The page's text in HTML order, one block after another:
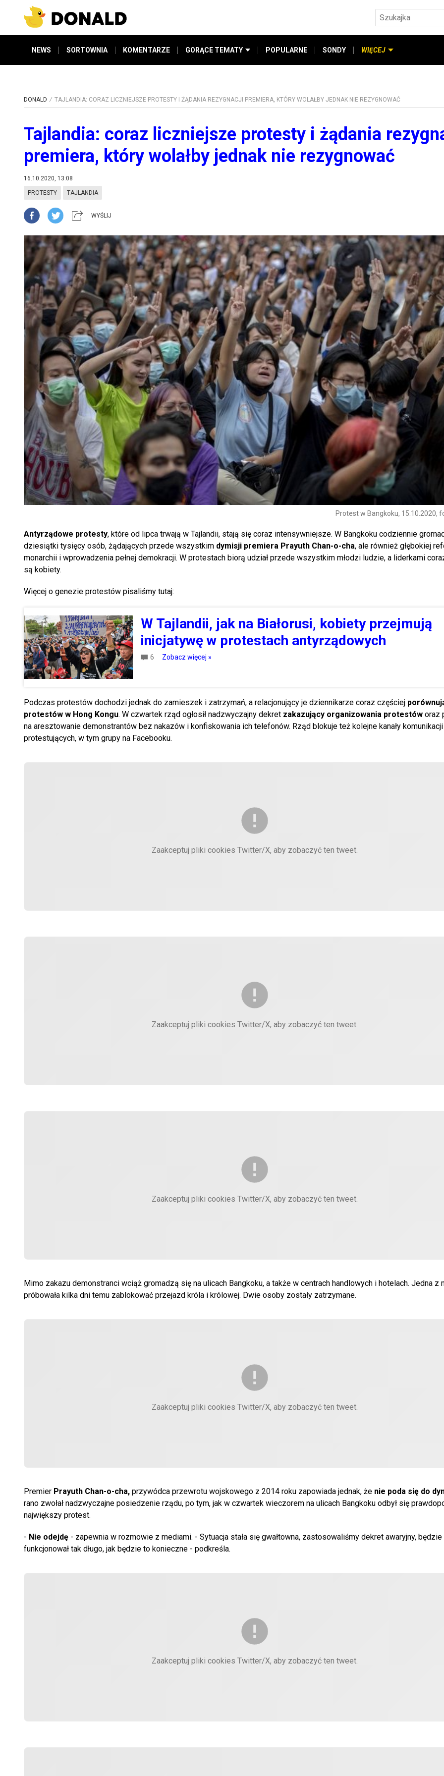
NEWS SORTOWNIA KOMENTARZE GORĄCE TEMATY POPULARNE SONDY WIĘCEJ
DONALD TAJLANDIA: CORAZ LICZNIEJSZE PROTESTY I ŻĄDANIA REZYGNACJI PREMIERA, KTÓRY WOLAŁBY JEDNAK NIE REZYGNOWAĆ
Tajlandia: coraz liczniejsze protesty i żądania
premiera, który wolałby jednak nie rezygnować
16.10.2020, 13:08
PROTESTY TAJLANDIA
WYŚLIJ
Protest w Bangkoku, 15.10.2020,
Antyrządowe protesty, które od lipca trwają w Tajlandii, stają się coraz intensywniejsze. W Bangkoku codziennie
dziesiątki tysięcy osób, żądających przede wszystkim dymisji premiera Prayuth Chan-o-cha, ale również głębokiej
monarchii i wprowadzenia pełnej demokracji. W protestach biorą udział przede wszystkim młodzi ludzie, a liderkami
są kobiety.
Więcej o genezie protestów pisaliśmy tutaj:
W Tajlandii, jak na Białorusi, kobiety przejmują
inicjatywę w protestach antyrządowych
6 Zobacz więcej »
Podczas protestów dochodzi jednak do zamieszek i zatrzymań, a relacjonujący je dziennikarze coraz częściej
protestów w Hong Kongu. W czwartek rząd ogłosił nadzwyczajny dekret zakazujący organizowania protestów oraz
na aresztowanie demonstrantów bez nakazów i konfiskowania ich telefonów. Rząd blokuje też kolejne kanały komunikacji
protestujących, w tym grupy na Facebooku.
Zaakceptuj pliki cookies Twitter/X, aby zobaczyć ten tweet.
Zaakceptuj pliki cookies Twitter/X, aby zobaczyć ten tweet.
Zaakceptuj pliki cookies Twitter/X, aby zobaczyć ten tweet.
Mimo zakazu demonstranci wciąż gromadzą się na ulicach Bangkoku, a także w centrach handlowych i hotelach. Jedna z
próbowała kilka dni temu zablokować przejazd króla i królowej. Dwie osoby zostały zatrzymane.
Zaakceptuj pliki cookies Twitter/X, aby zobaczyć ten tweet.
Premier Prayuth Chan-o-cha, przywódca przewrotu wojskowego z 2014 roku zapowiada jednak, że nie poda się do
rano zwołał nadzwyczajne posiedzenie rządu, po tym, jak w czwartek wieczorem na ulicach Bangkoku odbył się
największy protest.
- Nie odejdę - zapewnia w rozmowie z mediami. - Sytuacja stała się gwałtowna, zastosowaliśmy dekret awaryjny, będzie
funkcjonował tak długo, jak będzie to konieczne - podkreśla.
Zaakceptuj pliki cookies Twitter/X, aby zobaczyć ten tweet.